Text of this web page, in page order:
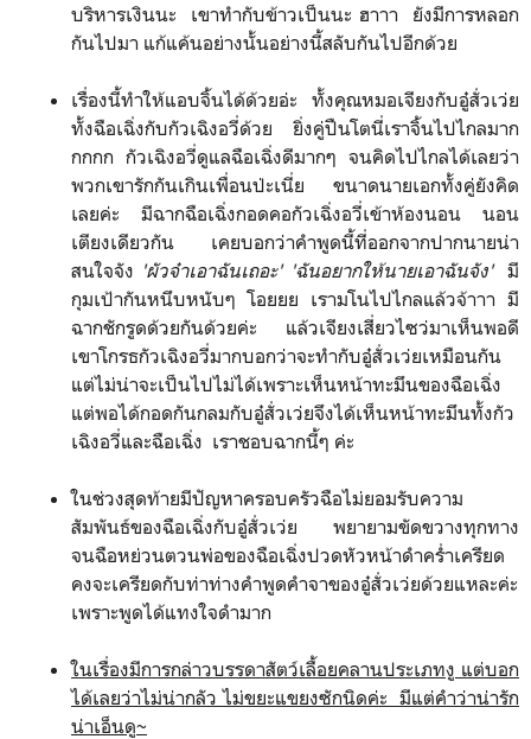
บริหารเงินนะ​ เขาทำกับข้าวเป็นนะ​ ฮาาา​ ยังมีการหลอก
กันไปมา​ แก้แค้นอย่างนั้นอย่างนี้สลับกันไป​อีกด้วย
เรื่องนี้ทำให้แอบจิ้นได้ด้วยอ่ะ​ ทั้งคุณหมอเจียงกับอู๋สั่วเว่ย​
ทั้งฉือเฉิ่งกับกัวเฉิงอวี่ด้วย​ ยิ่งคู่ปืนโตนี่เราจิ้นไปไกลมาก
กกกก​ กัวเฉิงอวี่ดูแลฉือเฉิ่งดีมากๆ​ จนคิดไปไกลได้เลยว่า
พวกเขารักกันเกินเพื่อนป่ะเนี่ย​ ขนาดนายเอกทั้งคู่ยังคิด
เลยค่ะ​ มีฉากฉือเฉิ่งกอดคอกัวเฉิ่งอวี่​เข้าห้องนอน​ นอน
เตียงเดียวกัน​ เคยบอกว่าคำพูดนี้ที่ออกจากปากนายน่า
สนใจจัง​ 'ผัวจ๋าเอาฉันเถอะ'​ 'ฉันอยากให้นายเอาฉันจัง'​ มี
กุมเป้ากันหนึบหนับๆ​ โอยยย​ เรามโนไปไกลแล้วจ้าาา​ มี
ฉากชักรูดด้วยกันด้วยค่ะ​ แล้วเจียงเสี่ยวไซว่มาเห็นพอดี​
เขาโกรธกัวเฉิงอวี่มากบอกว่าจะทำกับอู๋สั่วเว่ยเหมือนกัน​ ​
แต่ไม่น่าจะเป็นไปไม่ได้เพราะเห็นหน้าทะมึนของฉือเฉิ่ง​
แต่พอได้กอดกันกลมกับอู๋สั่วเว่ย​จึงได้เห็นหน้าทะมึนทั้งกัว
เฉิงอวี่และฉือเฉิ่ง​ เราชอบฉากนี้ๆ​ ค่ะ
ในช่วงสุดท้ายมีปัญหาครอบครัวฉือ​ไม่ยอมรับความ
สัมพันธ์​ของฉือเฉิ่งกับอู๋สั่วเว่ย​ พยายามขัดขวางทุกทาง​
จนฉือหย่วนตวนพ่อของฉือเฉิ่งปวดหัวหน้าดำคร่ำเครียด​
คงจะเครียดกับท่าท่างคำพูดคำจาของอู๋สั่วเว่ยด้วยแหละค่ะ​
เพราะพูดได้แทงใจดำมาก
ในเรื่องมีการกล่าวบรรดาสัตว์เลื้อยคลานประเภทงู​ แต่บอก
ได้เลยว่าไม่น่ากลัว​ ไม่ขยะแขยง​ซักนิดค่ะ​ มีแต่คำว่าน่ารัก
น่าเอ็นดู​~